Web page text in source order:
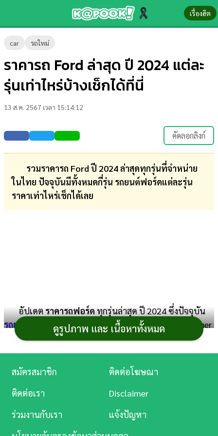
เรื่องฮิต
car รถใหม่
ราคารถ Ford ล่าสุด ปี 2024 แต่ละ
รุ่นเท่าไหร่บ้างเช็กได้ที่นี่
13 ส.ค. 2567 เวลา 15:14:12
คัดลอกลิงก์
รวมราคารถ Ford ปี 2024 ล่าสุดทุกรุ่นที่จำหน่าย
ในไทย ปัจจุบันมีทั้งหมดกี่รุ่น รถยนต์ฟอร์ดแต่ละรุ่น
ราคาเท่าไหร่เช็กได้เลย
อัปเดตราคารถฟอร์ดทุกรุ่นล่าสุด ปี 2024 ซึ่งปัจจุบัน
รถยนต์
Ford มีจำหน่าย 3 กลุ่ม คือ รถกระบะตระกูล Ranger
รถ SUV ตระกูล Everest และรถสปอร์ต Mustang แต่ละรุ่น
ราคาเท่าไหร่บ้าง สามารถเช็กราคารถยนต์ฟอร์ดได้เลยที่นี่
ราคารถ Ford ทุกรุ่นล่าสุด
ปี 2024
ดูรูปภาพ และ เนื้อหาทั้งหมด
ข่าว-
ความ
รู้
บันเทิง
ตรวจ
หวย
ผล
บอล
สด
บันเทิง
ดู
Music
สมัครสมาชิก
ติดต่อโฆษณา
ติดต่อเรา
Disclaimer
ร่วมงานกับเรา
แจ้งปัญหา